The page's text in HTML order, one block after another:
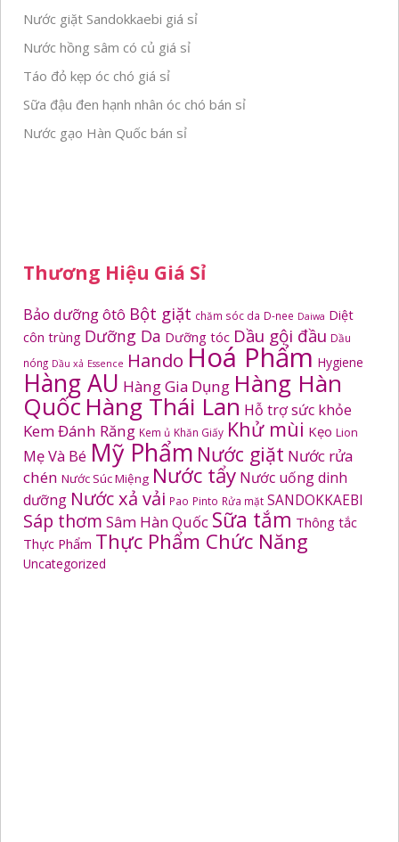
Nước giặt Sandokkaebi giá sỉ
Nước hồng sâm có củ giá sỉ
Táo đỏ kẹp óc chó giá sỉ
Sữa đậu đen hạnh nhân óc chó bán sỉ
Nước gạo Hàn Quốc bán sỉ
Thương Hiệu Giá Sỉ
Bảo dưỡng ôtô Bột giặt chăm sóc da D-nee Daiwa Diệt
côn trùng Dưỡng Da Dưỡng tóc Dầu gội đầu Dầu
nóng Dầu xả Essence Hando Hoá Phẩm Hygiene
Hàng AU Hàng Gia Dụng Hàng Hàn
Quốc Hàng Thái Lan Hỗ trợ sức khỏe
Kem Đánh Răng Kem ủ Khăn Giấy Khử mùi Kẹo Lion
Mẹ Và Bé Mỹ Phẩm Nước giặt Nước rửa
chén Nước Súc Miệng Nước tẩy Nước uống dinh
dưỡng Nước xả vải Pao Pinto Rửa mặt SANDOKKAEBI
Sáp thơm Sâm Hàn Quốc Sữa tắm Thông tắc
Thực Phẩm Thực Phẩm Chức Năng
Uncategorized